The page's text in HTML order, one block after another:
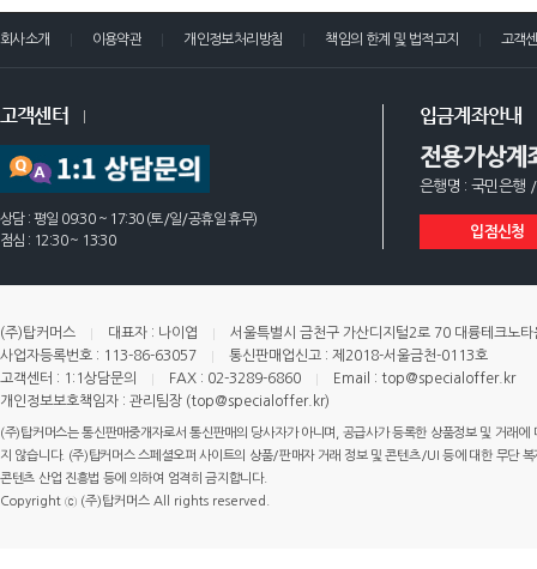
회사소개 이용약관 개인정보처리방침 책임의 한계 및 법적고지 고객
고객센터
상담 : 평일 09:30 ~ 17:30 (토/일/공휴일 휴무)
점심 : 12:30 ~ 13:30
입금계좌안내
전용가상계
은행명 : 국민은행
입점신청
(주)탑커머스 대표자 : 나이엽
서울특별시 금천구 가산디지털2로 70 대륭테크노
사업자등록번호 : 113-86-63057
통신판매업신고 : 제2018-서울금천-0113호
고객센터 : 1:1상담문의
FAX : 02-3289-6860
Email : top@specialoffer.kr
개인정보보호책임자 : 관리팀장 (top@specialoffer.kr)
(주)탑커머스는 통신판매중개자로서 통신판매의 당사자가 아니며, 공급사가 등록한 상품정보 및 거래
지 않습니다. (주)탑커머스 스페셜오퍼 사이트의 상품/판매자 거래 정보 및 콘텐츠/UI 등에 대한 무단
콘텐츠 산업 진흥법 등에 의하여 엄격히 금지합니다.
Copyright ⓒ (주)탑커머스 All rights reserved.